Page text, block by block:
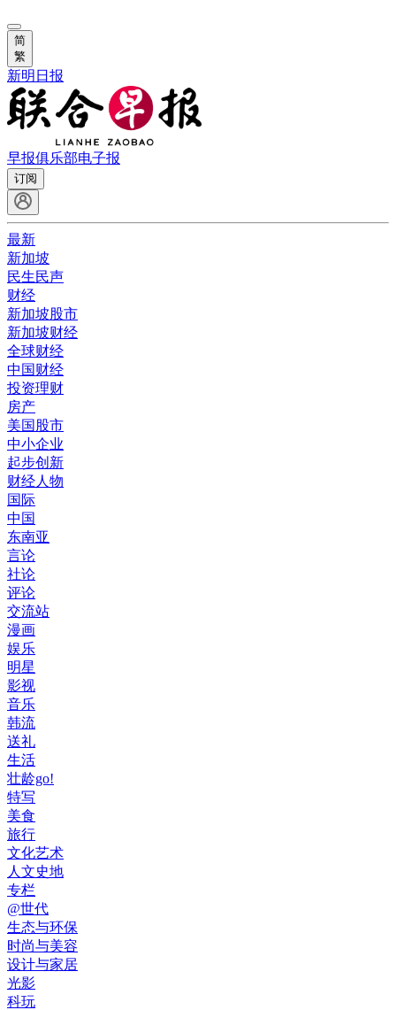
简
繁
新明日报
早报俱乐部电子报
订阅
最新
新加坡
民生民声
财经
新加坡股市
新加坡财经
全球财经
中国财经
投资理财
房产
美国股市
中小企业
起步创新
财经人物
国际
中国
东南亚
言论
社论
评论
交流站
漫画
娱乐
明星
影视
音乐
韩流
送礼
生活
壮龄go!
特写
美食
旅行
文化艺术
人文史地
专栏
@世代
生态与环保
时尚与美容
设计与家居
光影
科玩